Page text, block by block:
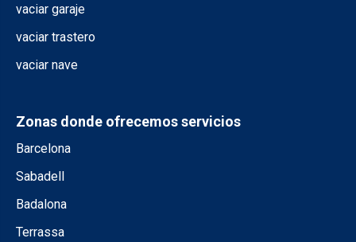
vaciar garaje
vaciar trastero
vaciar nave
Zonas donde ofrecemos servicios
Barcelona
Sabadell
Badalona
Terrassa